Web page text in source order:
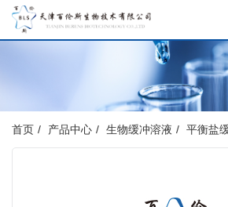
首页 产品中心 生物缓冲溶液 平衡盐